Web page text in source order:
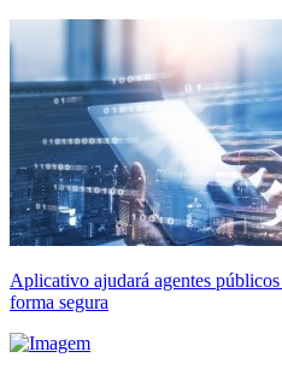
Aplicativo ajudará agentes
forma segura